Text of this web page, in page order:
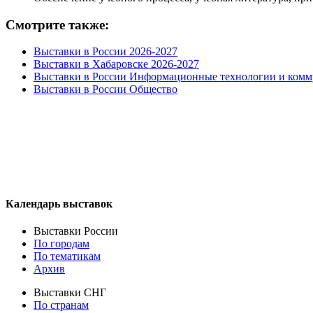
Смотрите также:
Выставки в России 2026-2027
Выставки в Хабаровске 2026-2027
Выставки в России Информационные технологии и
Выставки в России Общество
Календарь выставок
Выставки России
По городам
По тематикам
Архив
Выставки СНГ
По странам